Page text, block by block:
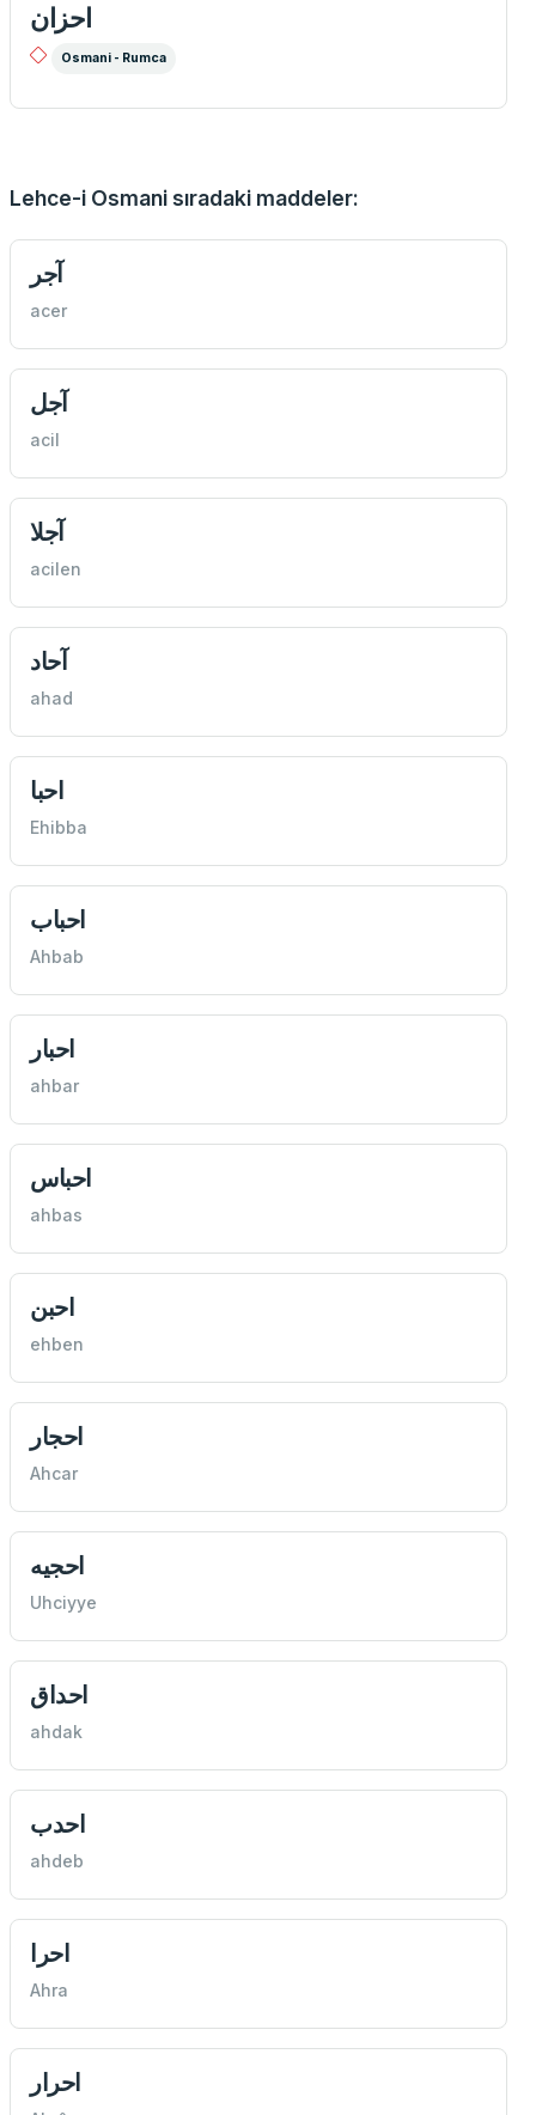
احزان
Osmani - Rumca
Lehce-i Osmani sıradaki maddeler:
آجر
acer
آجل
acil
آجلا
acilen
آحاد
ahad
احبا
Ehibba
احباب
Ahbab
احبار
ahbar
احباس
ahbas
احبن
ehben
احجار
Ahcar
احجيه
Uhciyye
احداق
ahdak
احدب
ahdeb
احرا
Ahra
احرار